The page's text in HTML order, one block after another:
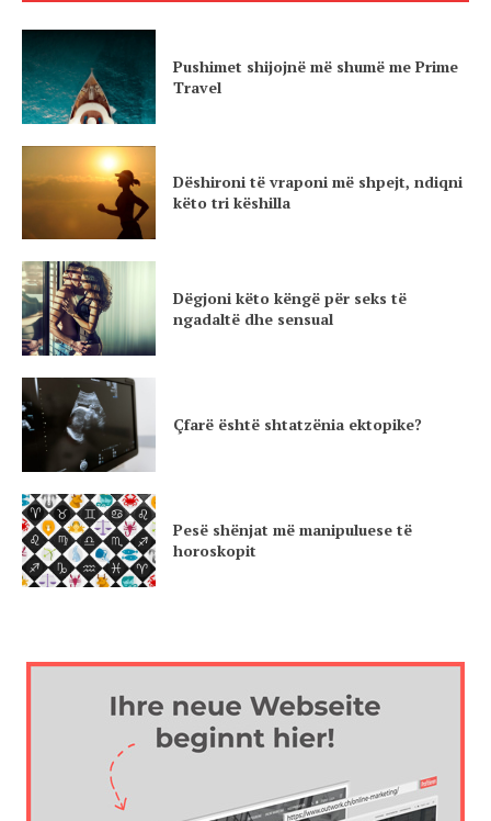
Pushimet shijojnë më shumë me Prime
Travel
Dëshironi të vraponi më shpejt, ndiqni
këto tri këshilla
Dëgjoni këto këngë për seks të
ngadaltë dhe sensual
Çfarë është shtatzënia ektopike?
Pesë shënjat më manipuluese të
horoskopit